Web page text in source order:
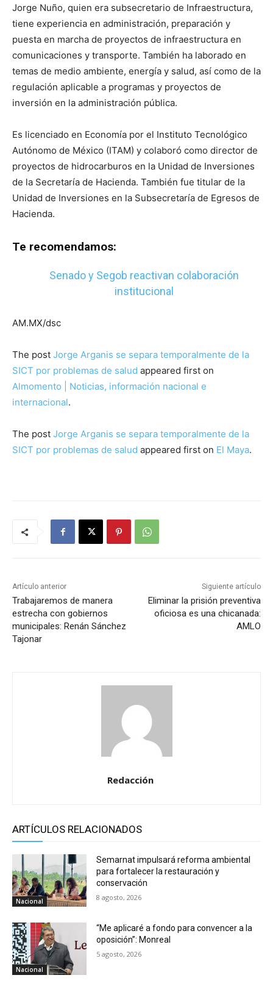
Jorge Nuño, quien era subsecretario de Infraestructura,
tiene experiencia en administración, preparación y
puesta en marcha de proyectos de infraestructura en
comunicaciones y transporte. También ha laborado en
temas de medio ambiente, energía y salud, así como de la
regulación aplicable a programas y proyectos de
inversión en la administración pública.
Es licenciado en Economía por el Instituto Tecnológico
Autónomo de México (ITAM) y colaboró como director de
proyectos de hidrocarburos en la Unidad de Inversiones
de la Secretaría de Hacienda. También fue titular de la
Unidad de Inversiones en la Subsecretaría de Egresos de
Hacienda.
Te recomendamos:
Senado y Segob reactivan colaboración
institucional
AM.MX/dsc
The post Jorge Arganis se separa temporalmente de la
SICT por problemas de salud appeared first on
Almomento | Noticias, información nacional e
internacional.
The post Jorge Arganis se separa temporalmente de la
SICT por problemas de salud appeared first on El Maya.
Artículo anterior
Trabajaremos de manera
estrecha con gobiernos
municipales: Renán Sánchez
Tajonar
Siguiente artículo
Eliminar la prisión preventiva
oficiosa es una chicanada:
AMLO
Redacción
ARTÍCULOS RELACIONADOS
Nacional
Semarnat impulsará reforma ambiental
para fortalecer la restauración y
conservación
8 agosto, 2026
Nacional
“Me aplicaré a fondo para convencer a la
oposición”: Monreal
5 agosto, 2026